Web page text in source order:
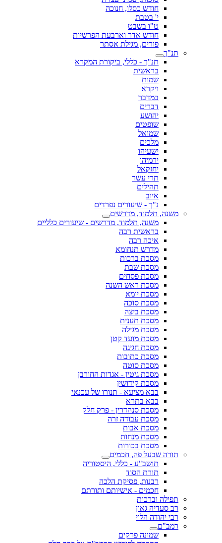
חודש כסלו, חנוכה
י' בטבת
ט"ו בשבט
חודש אדר וארבעת הפרשיות
פורים, מגילת אסתר
תנ"ך
תנ"ך - כללי, ביקורת המקרא
בראשית
שמות
ויקרא
במדבר
דברים
יהושע
שופטים
שמואל
מלכים
ישעיהו
ירמיהו
יחזקאל
תרי עשר
תהילים
איוב
נ"ך - שיעורים נפרדים
משנה, תלמוד, מדרשים
משנה, תלמוד, מדרשים - שיעורים כלליים
בראשית רבה
איכה רבה
מדרש תנחומא
מסכת ברכות
מסכת שבת
מסכת פסחים
מסכת ראש השנה
מסכת יומא
מסכת סוכה
מסכת ביצה
מסכת תענית
מסכת מגילה
מסכת מועד קטן
מסכת חגיגה
מסכת כתובות
מסכת סוטה
מסכת גיטין - אגדות החורבן
מסכת קידושין
בבא מציעא - תנורו של עכנאי
בבא בתרא
מסכת סנהדרין - פרק חלק
מסכת עבודה זרה
מסכת אבות
מסכת מנחות
מסכת בכורות
תורה שבעל פה, חכמים
תושב"ע - כללי, היסטוריה
תורת הסוד
רבנות, פסיקת הלכה
חכמים - אישיותם ותורתם
תפילה וברכות
רב סעדיה גאון
רבי יהודה הלוי
רמב"ם
שמונה פרקים